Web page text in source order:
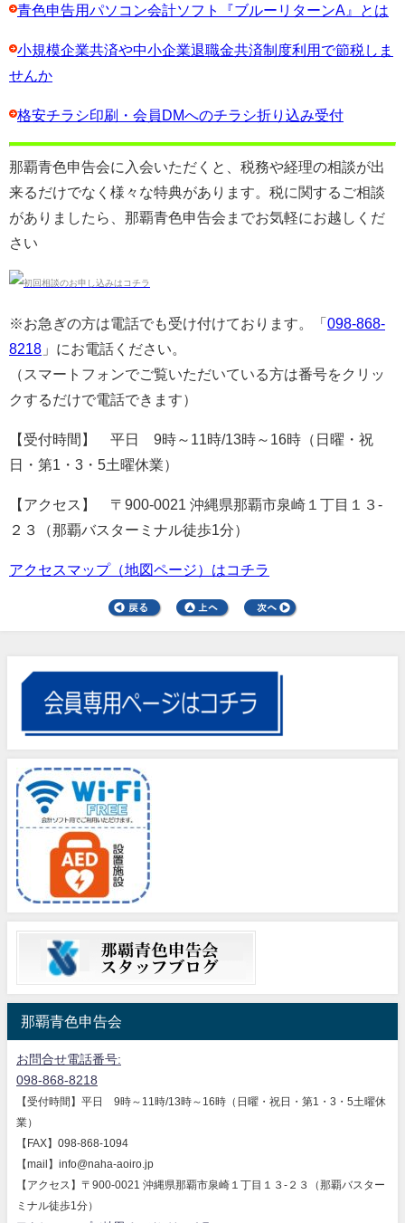
青色申告用パソコン会計ソフト『ブルーリターンA』とは
小規模企業共済や中小企業退職金共済制度利用で節税しま
せんか
格安チラシ印刷・会員DMへのチラシ折り込み受付
那覇青色申告会に入会いただくと、税務や経理の相談が出
来るだけでなく様々な特典があります。税に関するご相談
がありましたら、那覇青色申告会までお気軽にお越しくだ
さい
※お急ぎの方は電話でも受け付けております。「 098-868-
8218 」にお電話ください。
（スマートフォンでご覧いただいている方は番号をクリッ
クするだけで電話できます）
【受付時間】 平日 9時～11時/13時～16時（日曜・祝
日・第1・3・5土曜休業）
【アクセス】 〒900-0021 沖縄県那覇市泉崎１丁目１３-
２３（那覇バスターミナル徒歩1分）
アクセスマップ（地図ページ）はコチラ
那覇青色申告会
お問合せ電話番号:
098-868-8218
【受付時間】平日 9時～11時/13時～16時（日曜・祝日・第1・3・5土曜休
業）
【FAX】098-868-1094
【mail】info@naha-aoiro.jp
【アクセス】〒900-0021 沖縄県那覇市泉崎１丁目１３-２３（那覇バスター
ミナル徒歩1分）